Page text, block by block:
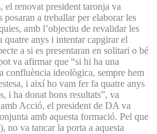
el renovat president taronja va
posaran a treballar per elaborar les
amb l’objectiu de revalidar les
quatre anys i intentar capgirar el
a si es presentaran en solitari o bé
va afirmar que “si hi ha una
confluència ideològica, sempre hem
i així ho vam fer fa quatre anys
i ha donat bons resultats”, va
Acció, el president de DA va
amb aquesta formació. Pel que
no va tancar la porta a aquesta